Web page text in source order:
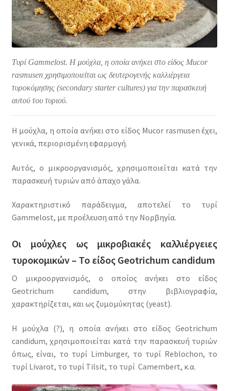
Τυρί Gammelost. Η μούχλα, η οποία ανήκει στο είδος Mucor
rasmusen χρησιμοποιείται ως δευτερογενής καλλιέργεια
τυροκόμησης (secondary starter cultures) για την παρασκευή
αυτού του τυριού.
Η μούχλα, η οποία ανήκει στο είδος Mucor rasmusen έχει,
γενικά, περιορισμένη εφαρμογή.
Αυτός, ο μικροοργανισμός, χρησιμοποιείται κατά την
παρασκευή τυριών από άπαχο γάλα.
Χαρακτηριστικό παράδειγμα, αποτελεί το τυρί
Gammelost, με προέλευση από την Νορβηγία.
Οι μούχλες ως μικροβιακές καλλιέργειες
τυροκομικών – Το είδος Geotrichum candidum
Ο μικροοργανισμός, ο οποίος ανήκει στο είδος
Geotrichum candidum, στην βιβλιογραφία,
χαρακτηρίζεται, και ως ζυμομύκητας (yeast).
Η μούχλα (?), η οποία ανήκει στο είδος Geotrichum
candidum, χρησιμοποιείται κατά την παρασκευή τυριών
όπως, είναι, το τυρί Limburger, το τυρί Reblochon, το
τυρί Livarot, το τυρί Tilsit, το τυρί Camembert, κ.α.